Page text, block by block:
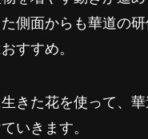
側面からも華道の
すすめ。
きた花を使って、
いきます。